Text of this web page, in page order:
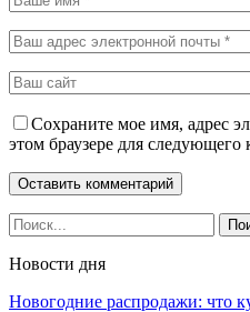
Сохраните мое имя, адрес
этом браузере для следующего
Новости дня
Новогодние распродажи: что